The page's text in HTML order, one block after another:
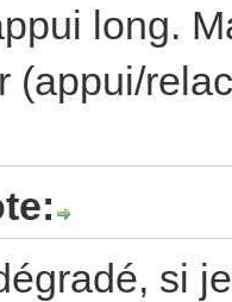
long.
(appui/
si